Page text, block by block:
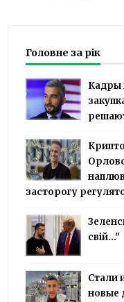
Головне за рік
Кадры
засторогу
свій..."
Стали
новые